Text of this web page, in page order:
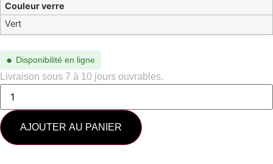
Couleur verre
Vert
● Disponibilité en ligne
Livraison sous 7 à 10 jours ouvrables.
AJOUTER AU PANIER